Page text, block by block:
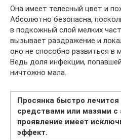
Она имеет телесный цвет и
Абсолютно безопасна,
в подкожный слой мелких
вызывает раздражение и
оно не способно развиться в
Ведь доля инфекции,
ничтожно мала.
Просянка быстро
средствами или мазями с
проявление имеет
эффект.